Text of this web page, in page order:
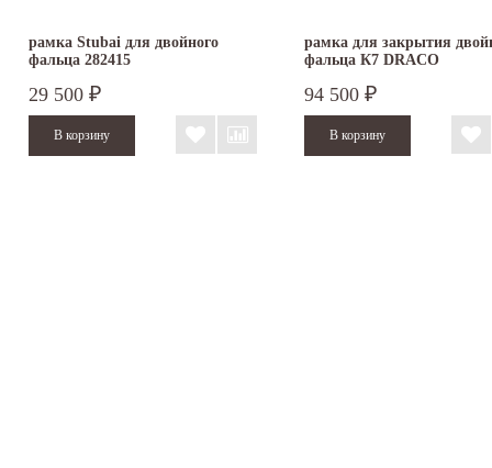
рамка Stubai для двойного
фальца 282415
29 500 ₽
рамка для закрытия
фальца К7 DRACO
94 500 ₽